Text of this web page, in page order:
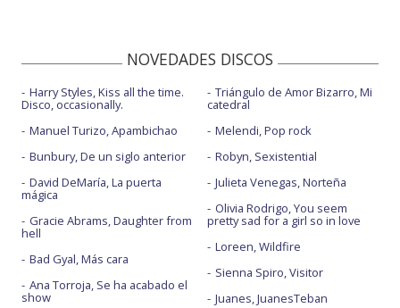
NOVEDADES DISCOS
Harry Styles, Kiss all the time.
Disco, occasionally.
Manuel Turizo, Apambichao
Bunbury, De un siglo anterior
David DeMaría, La puerta
mágica
Gracie Abrams, Daughter from
hell
Bad Gyal, Más cara
Ana Torroja, Se ha acabado el
show
Triángulo de Amor Bizarro, Mi
catedral
Melendi, Pop rock
Robyn, Sexistential
Julieta Venegas, Norteña
Olivia Rodrigo, You seem
pretty sad for a girl so in love
Loreen, Wildfire
Sienna Spiro, Visitor
Juanes, JuanesTeban